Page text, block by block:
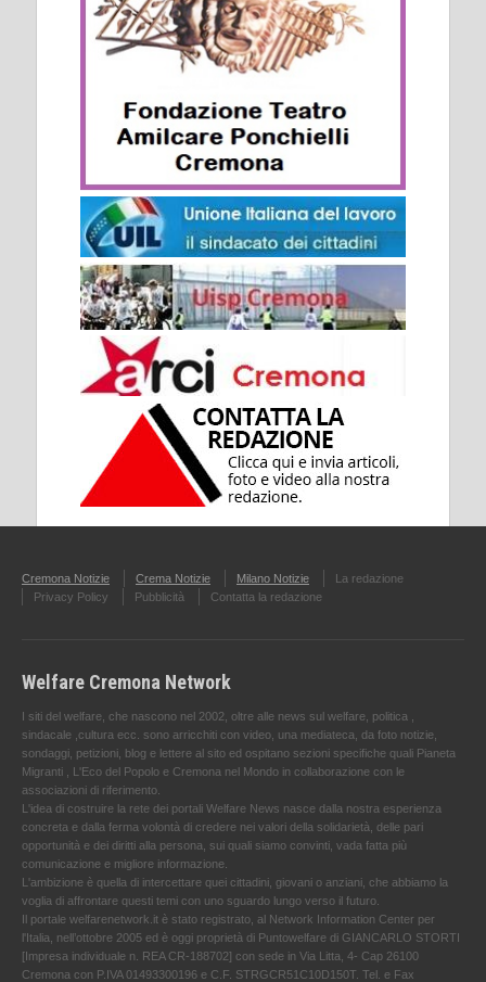
Cremona Notizie Crema Notizie Milano Notizie
La redazione
Privacy Policy
Pubblicità Contatta la redazione
Welfare Cremona Network
I siti del welfare, che nascono nel 2002, oltre alle news sul welfare, politica ,
sindacale ,cultura ecc. sono arricchiti con video, una mediateca, da foto notizie,
sondaggi, petizioni, blog e lettere al sito ed ospitano sezioni specifiche quali Pianeta
Migranti , L'Eco del Popolo e Cremona nel Mondo in collaborazione con le
associazioni di riferimento.
L'idea di costruire la rete dei portali Welfare News nasce dalla nostra esperienza
concreta e dalla ferma volontà di credere nei valori della solidarietà, delle pari
opportunità e dei diritti alla persona, sui quali siamo convinti, vada fatta più
comunicazione e migliore informazione.
L'ambizione è quella di intercettare quei cittadini, giovani o anziani, che abbiamo la
voglia di affrontare questi temi con uno sguardo lungo verso il futuro.
Il portale welfarenetwork.it è stato registrato, al Network Information Center per
l'Italia, nell’ottobre 2005 ed è oggi proprietà di Puntowelfare di GIANCARLO STORTI
[Impresa individuale n. REA CR-188702] con sede in Via Litta, 4- Cap 26100
Cremona con P.IVA 01493300196 e C.F. STRGCR51C10D150T. Tel. e Fax